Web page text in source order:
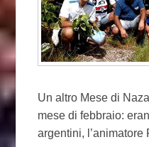
Un altro Mese di
mese di febbraio:
argentini, l’animatore